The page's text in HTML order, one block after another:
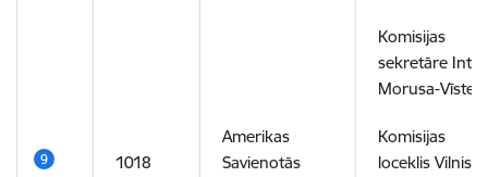
1018
Amerikas
Savienotās
Komisijas
sekretāre Inta
Morusa-Vīste
Komisijas
loceklis Vilnis